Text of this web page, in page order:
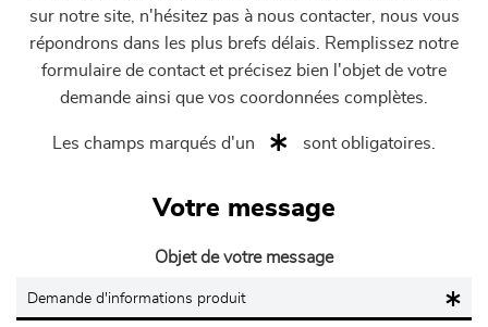
sur notre site, n'hésitez pas à nous contacter, nous vous
répondrons dans les plus brefs délais. Remplissez notre
formulaire de contact et précisez bien l'objet de votre
demande ainsi que vos coordonnées complètes.
Les champs marqués d'un sont obligatoires.
Votre message
Objet de votre message